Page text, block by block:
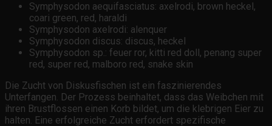
Symphysodon aequifasciatus: axelrodi, brown heckel,
coari green, red, haraldi
Symphysodon axelrodi: alenquer
Symphysodon discus: discus, heckel
Symphysodon sp.: feuer ror, kitti red doll, penang super
red, super red, malboro red, snake skin
Die Zucht von Diskusfischen ist ein faszinierendes
Unterfangen. Der Prozess beinhaltet, dass das Weibchen mit
ihren Brustflossen einen Korb bildet, um die klebrigen Eier zu
halten. Eine erfolgreiche Zucht erfordert spezifische